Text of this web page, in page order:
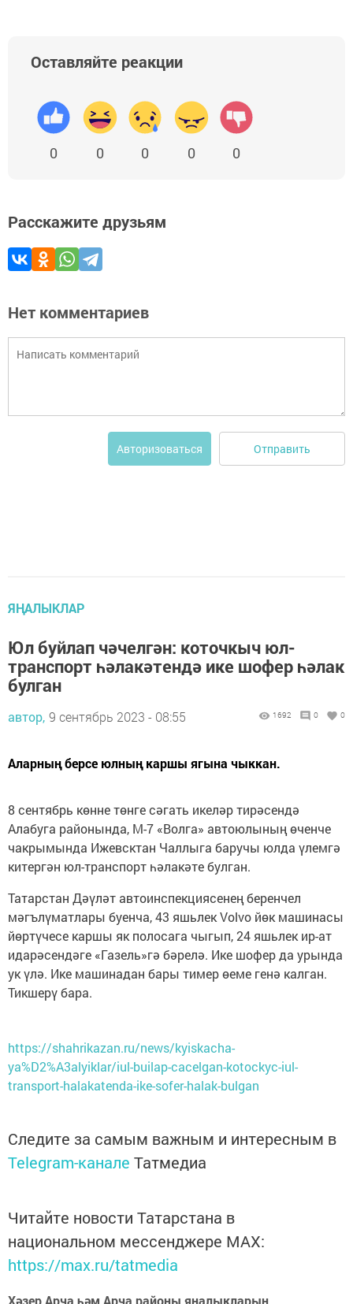
Оставляйте реакции
0 0 0 0 0
Расскажите друзьям
Нет комментариев
Авторизоваться Отправить
ЯҢАЛЫКЛАР
Юл буйлап чәчелгән: коточкыч юл-
транспорт һәлакәтендә ике шофер һәлак
булган
автор, 9 сентябрь 2023 - 08:55 1692 0 0
Аларның берсе юлның каршы ягына чыккан.
8 сентябрь көнне төнге сәгать икеләр тирәсендә
Алабуга районында, М-7 «Волга» автоюлының өченче
чакрымында Ижевсктан Чаллыга баручы юлда үлемгә
китергән юл-транспорт һәлакәте булган.
Татарстан Дәүләт автоинспекциясенең беренчел
мәгълүматлары буенча, 43 яшьлек Volvo йөк машинасы
йөртүчесе каршы як полосага чыгып, 24 яшьлек ир-ат
идарәсендәге «Газель»гә бәрелә. Ике шофер да урында
ук үлә. Ике машинадан бары тимер өеме генә калган.
Тикшерү бара.
https://shahrikazan.ru/news/kyiskacha-
ya%D2%A3alyiklar/iul-builap-cacelgan-kotockyc-iul-
transport-halakatenda-ike-sofer-halak-bulgan
Следите за самым важным и интересным в
Telegram-канале Татмедиа
Читайте новости Татарстана в
национальном мессенджере MАХ:
https://max.ru/tatmedia